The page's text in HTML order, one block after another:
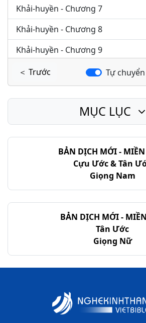
Khải-huyền - Chương 7
Khải-huyền - Chương 8
Khải-huyền - Chương 9
Khải-huyền - Chương 10
Khải-huyền - Chương 12
Khải-huyền - Chương 14
Khải-huyền - Chương 15
Khải-huyền - Chương 17
Khải-huyền - Chương 18
Khải-huyền - Chương 19
Khải-huyền - Chương 21
Khải-huyền - Chương 22
＜ Trước Tự chuyển
BẢN DỊCH MỚI -
Cựu Ước & Tân
Giọng Nam
BẢN DỊCH MỚI -
Tân Ước
Giọng Nữ
MỤC LỤC